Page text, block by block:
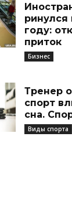
ринулся
году:
приток
Бизнес
Тренер
спорт
сна.
Виды спорта